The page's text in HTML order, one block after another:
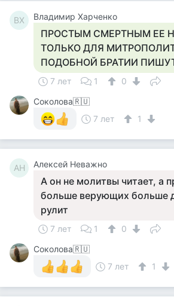
ВХ Владимир Харченко
ПРОСТЫМ СМЕРТНЫМ ЕЕ
ТОЛЬКО ДЛЯ
ПОДОБНОЙ БРАТИИ
7 лет 1
0
Соколова🇷🇺
7 лет
1
АН Алексей Неважно
А он не молитвы читает, а
больше верующих больше
рулит
7 лет 1
0
Соколова🇷🇺
7 лет
1